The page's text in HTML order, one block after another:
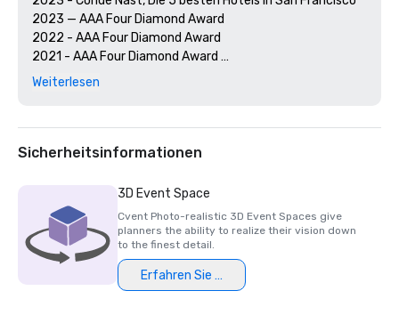
2023 — AAA Four Diamond Award
2022 - AAA Four Diamond Award
2021 - AAA Four Diamond Award
2020 - Condé Nast Die 21 besten Hotels in San Francisco
Weiterlesen
Sicherheitsinformationen
3D Event Space
Cvent Photo-realistic 3D Event Spaces give
planners the ability to realize their vision down
to the finest detail.
Erfahren Sie mehr